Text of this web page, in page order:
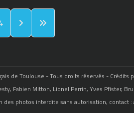
de Toulouse - Tous droits réservés - Crédits
Fabien Mitton, Lionel Perrin, Yves Pfister,
des photos interdite sans autorisation, contact :